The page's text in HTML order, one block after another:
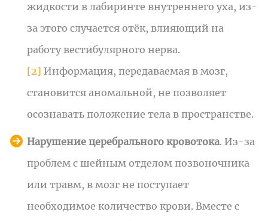
жидкости в лабиринте внутреннего уха, из-
за этого случается отёк, влияющий на
работу вестибулярного нерва.
[2] Информация, передаваемая в мозг,
становится аномальной, не позволяет
осознавать положение тела в пространстве.
Нарушение церебрального кровотока. Из-за
проблем с шейным отделом позвоночника
или травм, в мозг не поступает
необходимое количество крови. Вместе с